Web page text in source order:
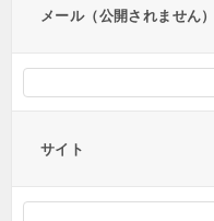
メール（公開されません）
サイト